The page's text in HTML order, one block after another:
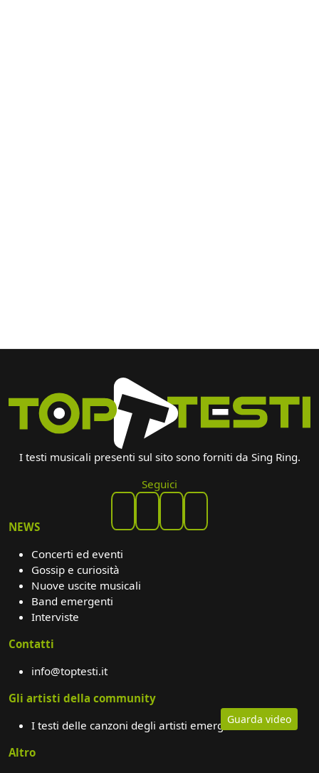
Guarda video
I testi musicali presenti sul sito sono forniti da Sing Ring.
Seguici
NEWS
Concerti ed eventi
Gossip e curiosità
Nuove uscite musicali
Band emergenti
Interviste
Contatti
info@toptesti.it
Gli artisti della community
I testi delle canzoni degli artisti emergenti
Altro